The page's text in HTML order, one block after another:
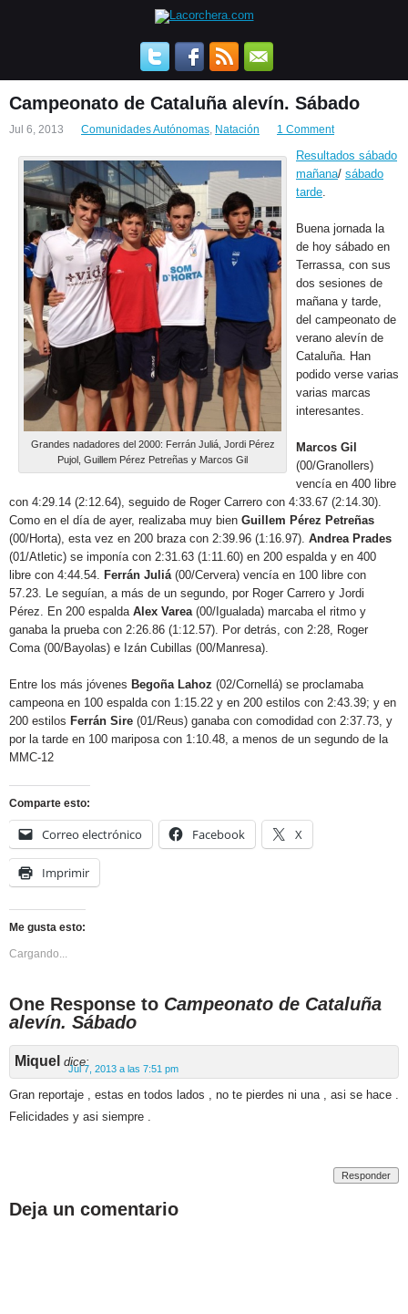
Campeonato de Cataluña alevín. Sábado
Jul 6, 2013 Comunidades Autónomas, Natación 1 Comment
Grandes nadadores del 2000: Ferrán Juliá, Jordi Pérez
Pujol, Guillem Pérez Petreñas y Marcos Gil
Resultados sábado
mañana/ sábado
tarde.
Buena jornada la
de hoy sábado en
Terrassa, con sus
dos sesiones de
mañana y tarde,
del campeonato de
verano alevín de
Cataluña. Han
podido verse varias
varias marcas
interesantes.
Marcos Gil
(00/Granollers)
vencía en 400 libre
con 4:29.14 (2:12.64), seguido de Roger Carrero con 4:33.67 (2:14.30).
Como en el día de ayer, realizaba muy bien Guillem Pérez Petreñas
(00/Horta), esta vez en 200 braza con 2:39.96 (1:16.97). Andrea Prades
(01/Atletic) se imponía con 2:31.63 (1:11.60) en 200 espalda y en 400
libre con 4:44.54. Ferrán Juliá(00/Cervera) vencía en 100 libre con
57.23. Le seguían, a más de un segundo, por Roger Carrero y Jordi
Pérez. En 200 espalda Alex Varea(00/Igualada) marcaba el ritmo y
ganaba la prueba con 2:26.86 (1:12.57). Por detrás, con 2:28, Roger
Coma (00/Bayolas) e Izán Cubillas (00/Manresa).
Entre los más jóvenes Begoña Lahoz (02/Cornellá) se proclamaba
campeona en 100 espalda con 1:15.22 y en 200 estilos con 2:43.39; y en
200 estilos Ferrán Sire (01/Reus) ganaba con comodidad con 2:37.73, y
por la tarde en 100 mariposa con 1:10.48, a menos de un segundo de la
MMC-12
Comparte esto:
Correo electrónico Facebook X
Imprimir
Me gusta esto:
Cargando...
One Response to Campeonato de Cataluña
alevín. Sábado
Miquel dice:
Jul 7, 2013 a las 7:51 pm
Gran reportaje , estas en todos lados , no te pierdes ni una , asi se hace .
Felicidades y asi siempre .
Responder
Deja un comentario